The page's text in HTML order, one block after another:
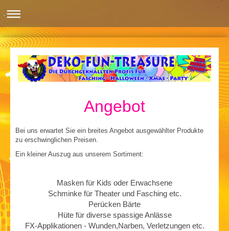
Angebot
Bei uns erwartet Sie ein breites Angebot ausgewählter Produkte
zu erschwinglichen Preisen.
Ein kleiner Auszug aus unserem Sortiment:
Masken für Kids oder Erwachsene
Schminke für Theater und Fasching etc.
Perücken Bärte
Hüte für diverse spassige Anlässe
FX-Applikationen - Wunden,Narben, Verletzungen etc.